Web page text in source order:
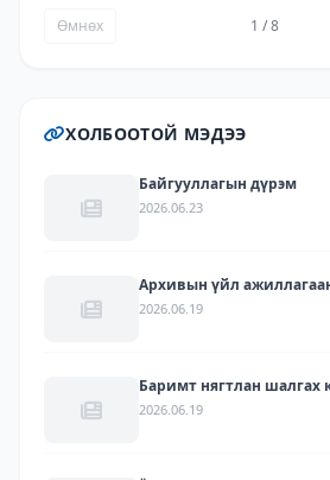
Өмнөх 1 / 8
ХОЛБООТОЙ МЭДЭЭ
Байгууллагын дүрэм
2026.06.23
Архивын үйл
2026.06.19
Баримт нягтлан шалгах
2026.06.19